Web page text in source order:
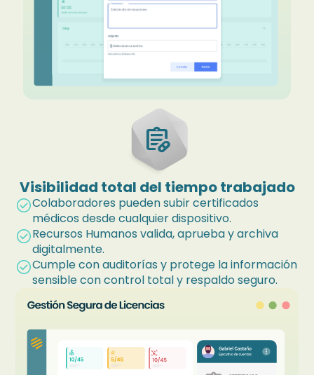
Visibilidad total del tiempo trabajado
prescriptions
check_circleColaboradores pueden subir certificados
médicos desde cualquier dispositivo.
check_circleRecursos Humanos valida, aprueba y archiva
digitalmente.
check_circleCumple con auditorías y protege la información
sensible con control total y respaldo seguro.